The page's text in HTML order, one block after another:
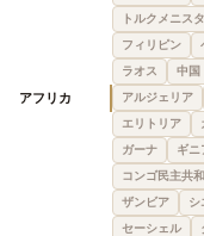
トルクメニス
フィリピン
ラオス
中国
アフリカ アルジェリア
エリトリア
ガーナ
ギニ
コンゴ民主共
ザンビア
シ
セーシェル